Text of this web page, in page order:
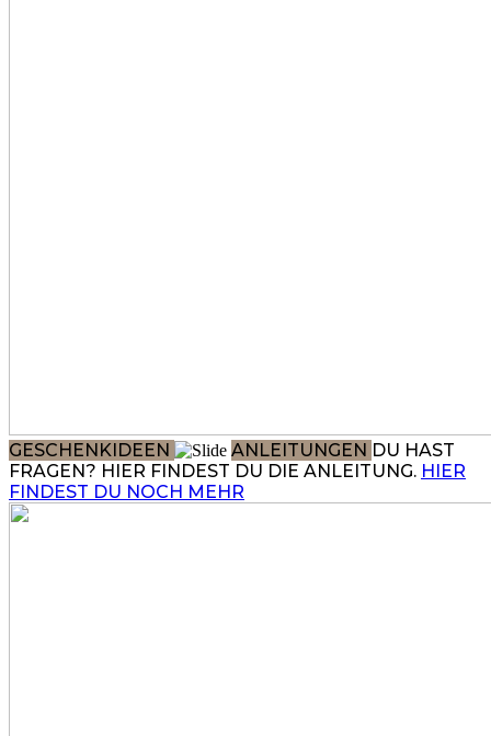
GESCHENKIDEEN ANLEITUNGEN DU HAST
FRAGEN? HIER FINDEST DU DIE ANLEITUNG. HIER
FINDEST DU NOCH MEHR